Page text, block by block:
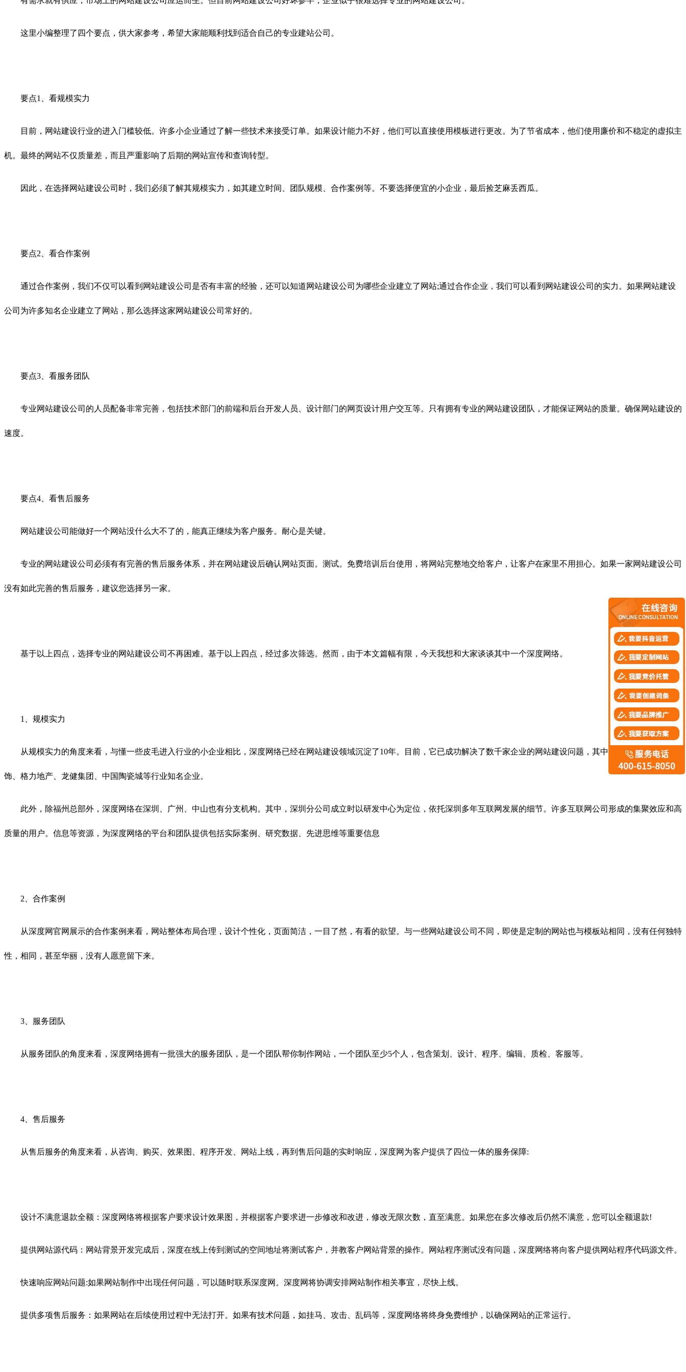
这里小编整理了四个要点，供大家参考，希望大家能顺利找到适合自己的专业建站公司。
要点1、看规模实力
目前，网站建设行业的进入门槛较低。许多小企业通过了解一些技术来接受订单。如果设计能力不好，他们可以直接使用模板进行更改。为了节省成本，他们使用廉价和不稳定的虚拟主
机。最终的网站不仅质量差，而且严重影响了后期的网站宣传和查询转型。
因此，在选择网站建设公司时，我们必须了解其规模实力，如其建立时间、团队规模、合作案例等。不要选择便宜的小企业，最后捡芝麻丢西瓜。
要点2、看合作案例
通过合作案例，我们不仅可以看到网站建设公司是否有丰富的经验，还可以知道网站建设公司为哪些企业建立了网站;通过合作企业，我们可以看到网站建设公司的实力。如果网站建设
公司为许多知名企业建立了网站，那么选择这家网站建设公司常好的。
要点3、看服务团队
专业网站建设公司的人员配备非常完善，包括技术部门的前端和后台开发人员、设计部门的网页设计用户交互等。只有拥有专业的网站建设团队，才能保证网站的质量。确保网站建设的
速度。
要点4、看售后服务
网站建设公司能做好一个网站没什么大不了的，能真正继续为客户服务。耐心是关键。
专业的网站建设公司必须有有完善的售后服务体系，并在网站建设后确认网站页面。测试。免费培训后台使用，将网站完整地交给客户，让客户在家里不用担心。如果一家网站建设公司
没有如此完善的售后服务，建议您选择另一家。
基于以上四点，选择专业的网站建设公司不再困难。基于以上四点，经过多次筛选。然而，由于本文篇幅有限，今天我想和大家谈谈其中一个深度网络。
1、规模实力
从规模实力的角度来看，与懂一些皮毛进入行业的小企业相比，深度网络已经在网站建设领域沉淀了10年。目前，它已成功解决了数千家企业的网站建设问题，其中包括碧桂园、名雕装
饰、格力地产、龙健集团、中国陶瓷城等行业知名企业。
此外，除福州总部外，深度网络在深圳、广州、中山也有分支机构。其中，深圳分公司成立时以研发中心为定位，依托深圳多年互联网发展的细节。许多互联网公司形成的集聚效应和高
质量的用户。信息等资源，为深度网络的平台和团队提供包括实际案例、研究数据、先进思维等重要信息
2、合作案例
从深度网官网展示的合作案例来看，网站整体布局合理，设计个性化，页面简洁，一目了然，有看的欲望。与一些网站建设公司不同，即使是定制的网站也与模板站相同，没有任何独特
性，相同，甚至华丽，没有人愿意留下来。
3、服务团队
从服务团队的角度来看，深度网络拥有一批强大的服务团队，是一个团队帮你制作网站，一个团队至少5个人，包含策划、设计、程序、编辑、质检、客服等。
4、售后服务
从售后服务的角度来看，从咨询、购买、效果图、程序开发、网站上线，再到售后问题的实时响应，深度网为客户提供了四位一体的服务保障:
设计不满意退款全额：深度网络将根据客户要求设计效果图，并根据客户要求进一步修改和改进，修改无限次数，直至满意。如果您在多次修改后仍然不满意，您可以全额退款!
提供网站源代码：网站背景开发完成后，深度在线上传到测试的空间地址将测试客户，并教客户网站背景的操作。网站程序测试没有问题，深度网络将向客户提供网站程序代码源文件。
快速响应网站问题:如果网站制作中出现任何问题，可以随时联系深度网。深度网将协调安排网站制作相关事宜，尽快上线。
提供多项售后服务：如果网站在后续使用过程中无法打开。如果有技术问题，如挂马、攻击、乱码等，深度网络将终身免费维护，以确保网站的正常运行。